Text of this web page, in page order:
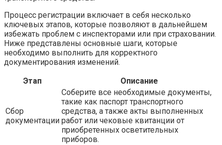
Процесс регистрации включает в себя несколько
ключевых этапов, которые позволяют в дальнейшем
избежать проблем с инспекторами или при страховании.
Ниже представлены основные шаги, которые
необходимо выполнить для корректного
документирования изменений.
Этап
Описание
Сбор
документации
Соберите все необходимые документы,
такие как паспорт транспортного
средства, а также акты выполненных
работ или чековые квитанции от
приобретенных осветительных
приборов.